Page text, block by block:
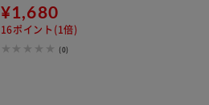
¥1,680
16ポイント(1倍)
(0)